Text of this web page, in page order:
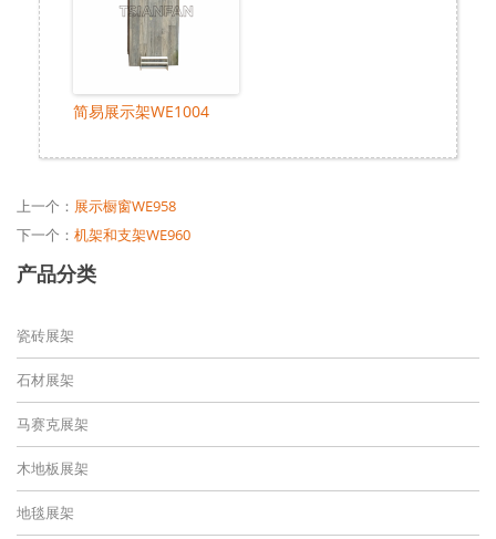
简易展示架WE1004
上一个： 展示橱窗WE958
下一个： 机架和支架WE960
产品分类
瓷砖展架
石材展架
马赛克展架
木地板展架
地毯展架